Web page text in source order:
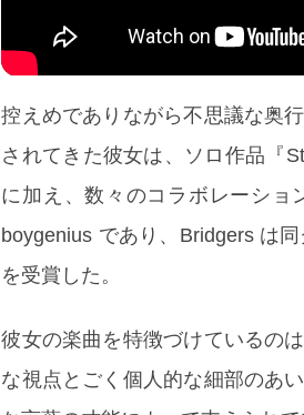
控えめでありながら不思議な奥
されてきた彼女は、ソロ作品『
に加え、数々のコラボレーショ
boygenius であり、Bridgers は
を受賞した。
彼女の楽曲を特徴づけているの
な視点とごく個人的な細部のあ